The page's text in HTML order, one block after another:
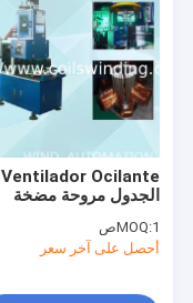
Ventilador Ocilante
الجدول مروحة مضخة
التلقائي لفائف صنع آلة
تصنيع المحرك
MOQ:1ص
أحصل على آخر سعر